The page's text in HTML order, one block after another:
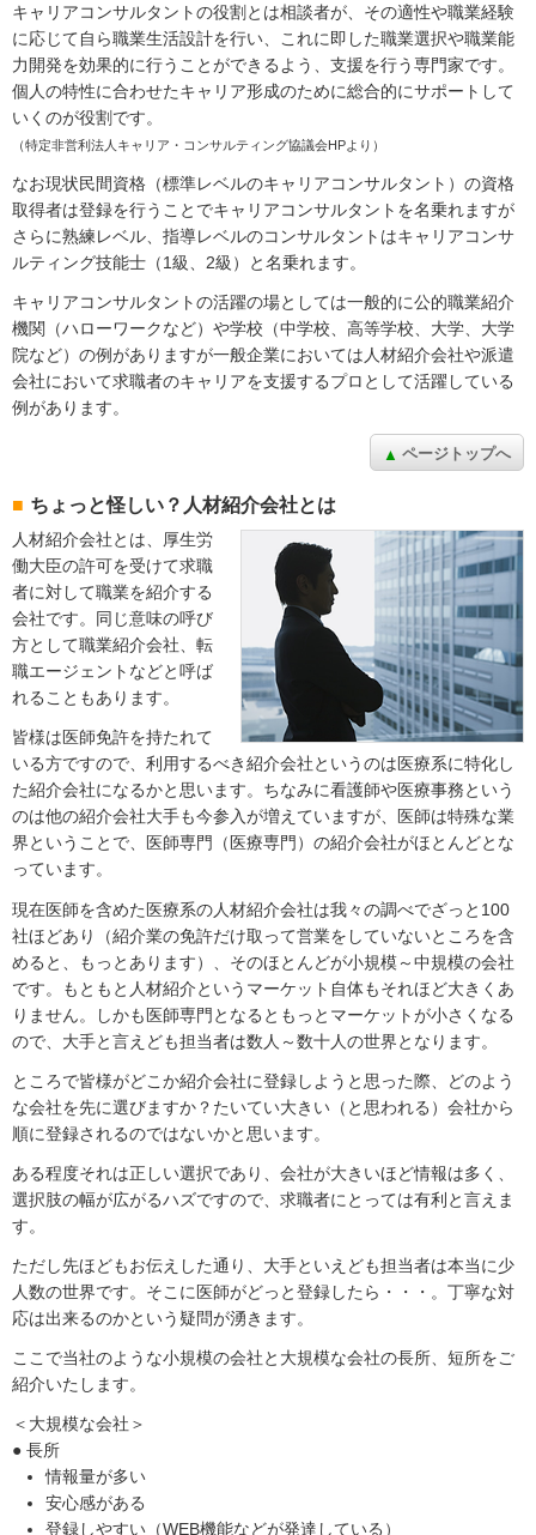
キャリアコンサルタントの役割とは相談者が、その適性や職業経験
に応じて自ら職業生活設計を行い、これに即した職業選択や職業能
力開発を効果的に行うことができるよう、支援を行う専門家です。
個人の特性に合わせたキャリア形成のために総合的にサポートして
いくのが役割です。
（特定非営利法人キャリア・コンサルティング協議会HPより）
なお現状民間資格（標準レベルのキャリアコンサルタント）の資格
取得者は登録を行うことでキャリアコンサルタントを名乗れますが
さらに熟練レベル、指導レベルのコンサルタントはキャリアコンサ
ルティング技能士（1級、2級）と名乗れます。
キャリアコンサルタントの活躍の場としては一般的に公的職業紹介
機関（ハローワークなど）や学校（中学校、高等学校、大学、大学
院など）の例がありますが一般企業においては人材紹介会社や派遣
会社において求職者のキャリアを支援するプロとして活躍している
例があります。
ページトップへ
ちょっと怪しい？人材紹介会社とは
人材紹介会社とは、厚生労
働大臣の許可を受けて求職
者に対して職業を紹介する
会社です。同じ意味の呼び
方として職業紹介会社、転
職エージェントなどと呼ば
れることもあります。
皆様は医師免許を持たれて
いる方ですので、利用するべき紹介会社というのは医療系に特化し
た紹介会社になるかと思います。ちなみに看護師や医療事務という
のは他の紹介会社大手も今参入が増えていますが、医師は特殊な業
界ということで、医師専門（医療専門）の紹介会社がほとんどとな
っています。
現在医師を含めた医療系の人材紹介会社は我々の調べでざっと100
社ほどあり（紹介業の免許だけ取って営業をしていないところを含
めると、もっとあります）、そのほとんどが小規模～中規模の会社
です。もともと人材紹介というマーケット自体もそれほど大きくあ
りません。しかも医師専門となるともっとマーケットが小さくなる
ので、大手と言えども担当者は数人～数十人の世界となります。
ところで皆様がどこか紹介会社に登録しようと思った際、どのよう
な会社を先に選びますか？たいてい大きい（と思われる）会社から
順に登録されるのではないかと思います。
ある程度それは正しい選択であり、会社が大きいほど情報は多く、
選択肢の幅が広がるハズですので、求職者にとっては有利と言えま
す。
ただし先ほどもお伝えした通り、大手といえども担当者は本当に少
人数の世界です。そこに医師がどっと登録したら・・・。丁寧な対
応は出来るのかという疑問が湧きます。
ここで当社のような小規模の会社と大規模な会社の長所、短所をご
紹介いたします。
＜大規模な会社＞
● 長所
情報量が多い
安心感がある
登録しやすい（WEB機能などが発達している）